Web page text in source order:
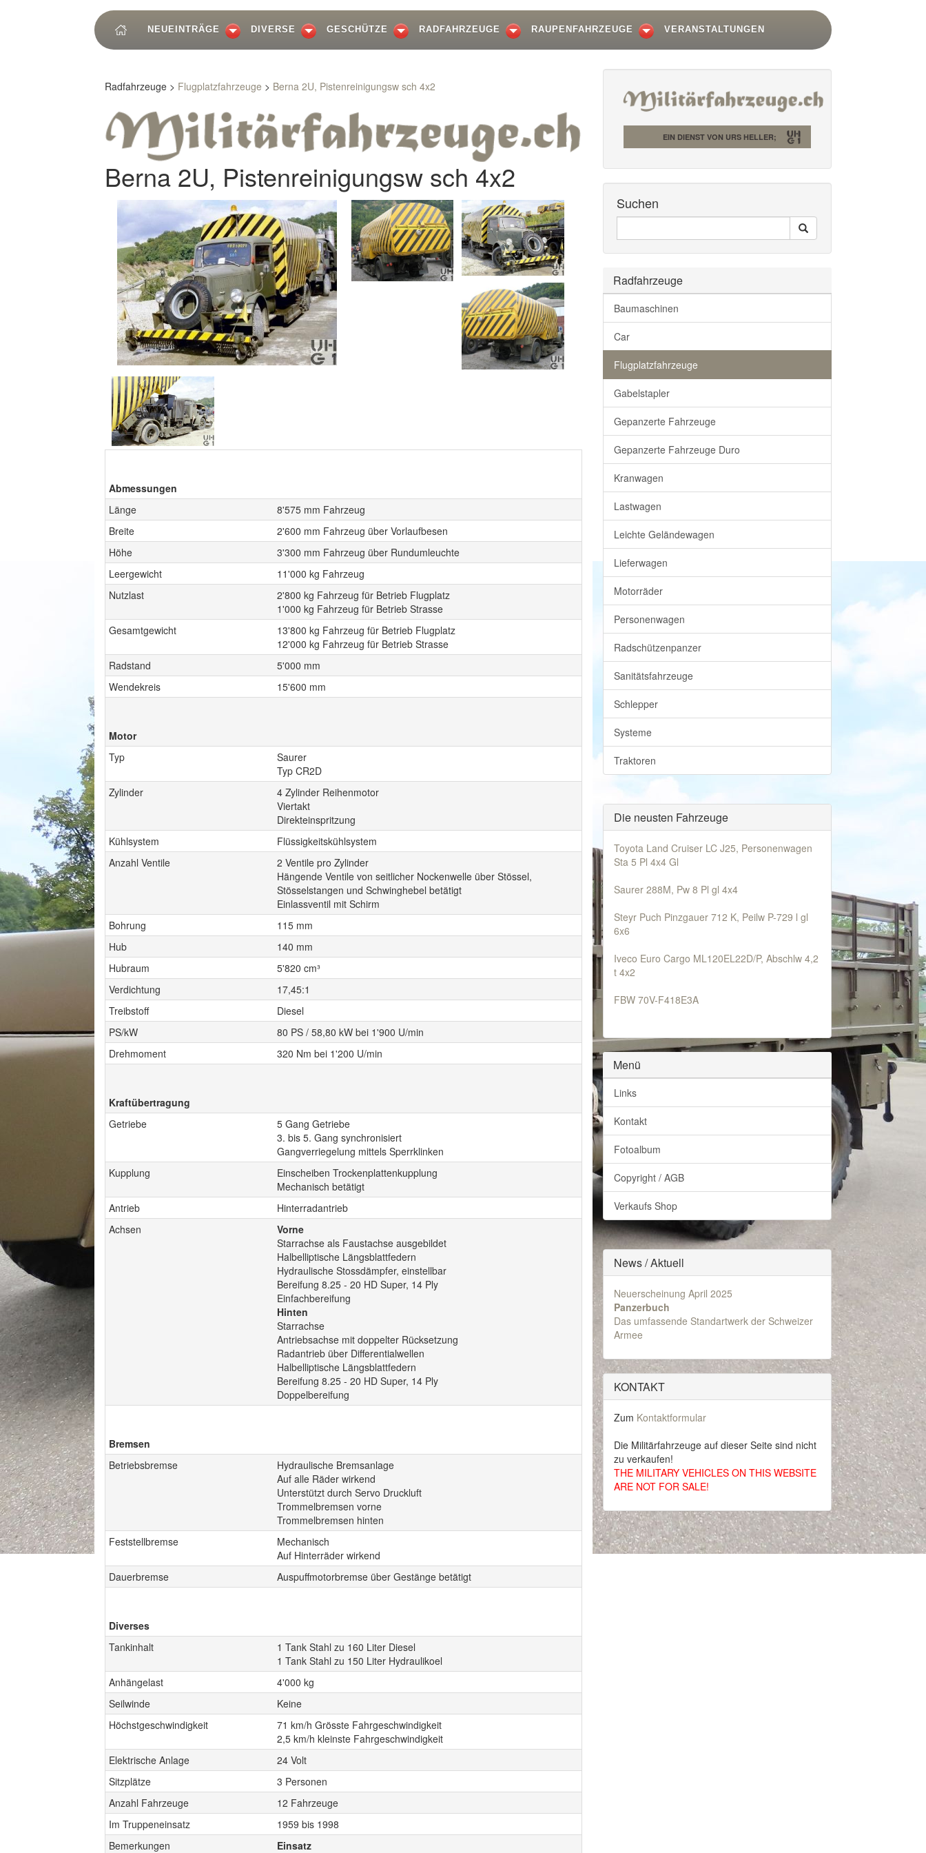
NEUEINTRÄGE DIVERSE GESCHÜTZE RADFAHRZEUGE RAUPENFAHRZEUGE VERANSTALTUNGEN
Radfahrzeuge > Flugplatzfahrzeuge > Berna 2U, Pistenreinigungsw sch 4x2
Berna 2U, Pistenreinigungsw sch 4x2
Abmessungen
Länge
8'575 mm Fahrzeug
Breite
2'600 mm Fahrzeug über Vorlaufbesen
Höhe
3'300 mm Fahrzeug über Rundumleuchte
Leergewicht
11'000 kg Fahrzeug
Nutzlast
2'800 kg Fahrzeug für Betrieb Flugplatz
1'000 kg Fahrzeug für Betrieb Strasse
Gesamtgewicht
13'800 kg Fahrzeug für Betrieb Flugplatz
12'000 kg Fahrzeug für Betrieb Strasse
Radstand
5'000 mm
Wendekreis
15'600 mm
Motor
Typ
Saurer
Typ CR2D
Zylinder
4 Zylinder Reihenmotor
Viertakt
Direkteinspritzung
Kühlsystem
Flüssigkeitskühlsystem
Anzahl Ventile
2 Ventile pro Zylinder
Hängende Ventile von seitlicher Nockenwelle über Stössel,
Stösselstangen und Schwinghebel betätigt
Einlassventil mit Schirm
Bohrung
115 mm
Hub
140 mm
Hubraum
5'820 cm³
Verdichtung
17,45:1
Treibstoff
Diesel
PS/kW
80 PS / 58,80 kW bei 1'900 U/min
Drehmoment
320 Nm bei 1'200 U/min
Kraftübertragung
Getriebe
5 Gang Getriebe
3. bis 5. Gang synchronisiert
Gangverriegelung mittels Sperrklinken
Kupplung
Einscheiben Trockenplattenkupplung
Mechanisch betätigt
Antrieb
Hinterradantrieb
Achsen
Vorne
Starrachse als Faustachse ausgebildet
Halbelliptische Längsblattfedern
Hydraulische Stossdämpfer, einstellbar
Bereifung 8.25 - 20 HD Super, 14 Ply
Einfachbereifung
Hinten
Starrachse
Antriebsachse mit doppelter Rücksetzung
Radantrieb über Differentialwellen
Halbelliptische Längsblattfedern
Bereifung 8.25 - 20 HD Super, 14 Ply
Doppelbereifung
Bremsen
Betriebsbremse
Hydraulische Bremsanlage
Auf alle Räder wirkend
Unterstützt durch Servo Druckluft
Trommelbremsen vorne
Trommelbremsen hinten
Feststellbremse
Mechanisch
Auf Hinterräder wirkend
Dauerbremse
Auspuffmotorbremse über Gestänge betätigt
Diverses
Tankinhalt
1 Tank Stahl zu 160 Liter Diesel
1 Tank Stahl zu 150 Liter Hydraulikoel
Anhängelast
4'000 kg
Seilwinde
Keine
Höchstgeschwindigkeit
71 km/h Grösste Fahrgeschwindigkeit
2,5 km/h kleinste Fahrgeschwindigkeit
Elektrische Anlage
24 Volt
Sitzplätze
3 Personen
Anzahl Fahrzeuge
12 Fahrzeuge
Im Truppeneinsatz
1959 bis 1998
Bemerkungen
Einsatz
EIN DIENST VON URS HELLER;
Suchen
Durchsuchen
Search
Radfahrzeuge
Baumaschinen
Car
Flugplatzfahrzeuge
Gabelstapler
Gepanzerte Fahrzeuge
Gepanzerte Fahrzeuge Duro
Kranwagen
Lastwagen
Leichte Geländewagen
Lieferwagen
Motorräder
Personenwagen
Radschützenpanzer
Sanitätsfahrzeuge
Schlepper
Systeme
Traktoren
Die neusten Fahrzeuge
Toyota Land Cruiser LC J25, Personenwagen
Sta 5 Pl 4x4 Gl
Saurer 288M, Pw 8 Pl gl 4x4
Steyr Puch Pinzgauer 712 K, Peilw P-729 l gl
6x6
Iveco Euro Cargo ML120EL22D/P, Abschlw 4,2
t 4x2
FBW 70V-F418E3A
Menü
Links
Kontakt
Fotoalbum
Copyright / AGB
Verkaufs Shop
News / Aktuell
Neuerscheinung April 2025
Panzerbuch
Das umfassende Standartwerk der Schweizer
Armee
KONTAKT
Zum Kontaktformular
Die Militärfahrzeuge auf dieser Seite sind nicht
zu verkaufen!
THE MILITARY VEHICLES ON THIS WEBSITE
ARE NOT FOR SALE!